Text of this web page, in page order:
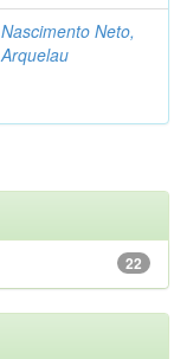
Nascimento Neto,
Arquelau
22